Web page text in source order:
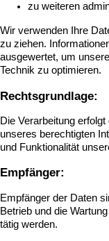
zu weiteren
Wir verwenden Ihre
zu ziehen.
ausgewertet, um
Technik zu optimieren.
Rechtsgrundlage:
Die Verarbeitung
unseres berechtigten
und Funktionalität
Empfänger:
Empfänger der Daten
Betrieb und die
tätig werden.